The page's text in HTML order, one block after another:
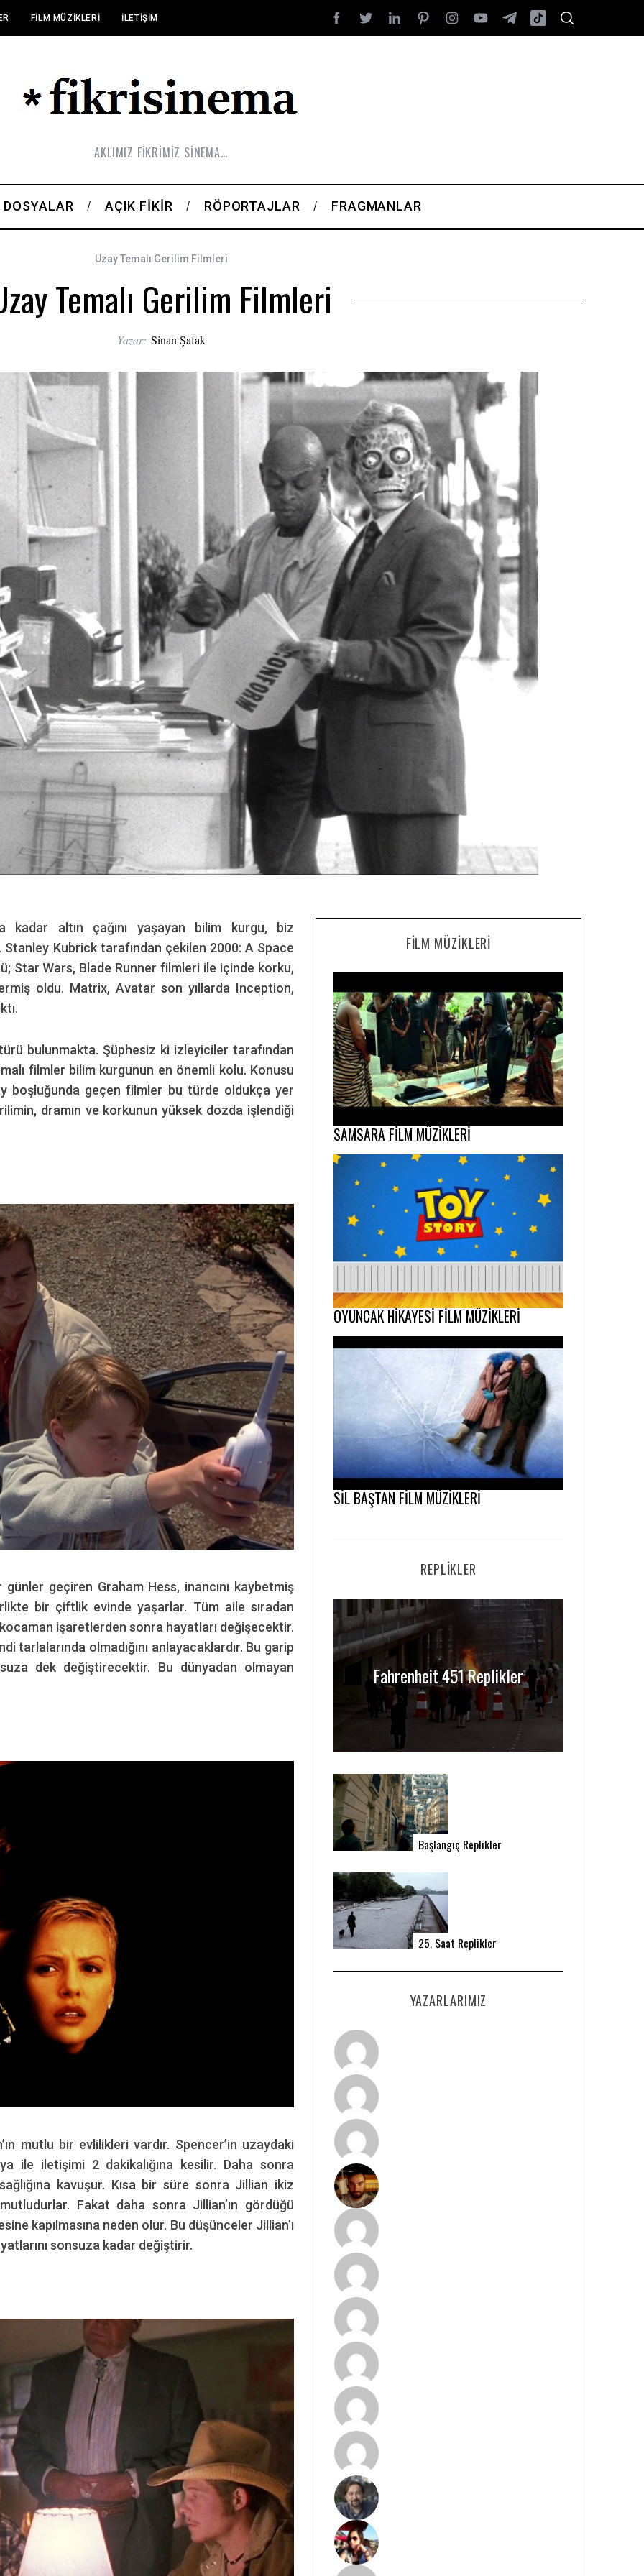
FILM MÜZIKLERI İLETIŞIM
AKLIMIZ FİKRİMİZ SİNEMA…
DOSYALAR AÇIK FIKIR RÖPORTAJLAR FRAGMANLAR
Uzay Temalı Gerilim Filmleri
Temalı Gerilim Filmleri
Yazar: Sinan Şafak
kadar altın çağını yaşayan bilim kurgu, biz
Kubrick tarafından çekilen 2000: A Space
Star Wars, Blade Runner filmleri ile içinde korku,
oldu. Matrix, Avatar son yıllarda Inception,
bulunmakta. Şüphesiz ki izleyiciler tarafından
filmler bilim kurgunun en önemli kolu. Konusu
boşluğunda geçen filmler bu türde oldukça yer
dramın ve korkunun yüksek dozda işlendiği
geçiren Graham Hess, inancını kaybetmiş
bir çiftlik evinde yaşarlar. Tüm aile sıradan
işaretlerden sonra hayatları değişecektir.
tarlalarında olmadığını anlayacaklardır. Bu garip
dek değiştirecektir. Bu dünyadan olmayan
mutlu bir evlilikleri vardır. Spencer’in uzaydaki
ile iletişimi 2 dakikalığına kesilir. Daha sonra
kavuşur. Kısa bir süre sonra Jillian ikiz
Fakat daha sonra Jillian’ın gördüğü
kapılmasına neden olur. Bu düşünceler Jillian’ı
sonsuza kadar değiştirir.
FILM MÜZIKLERI
SAMSARA FİLM MÜZİKLERİ
OYUNCAK HİKAYESİ FİLM MÜZİKLERİ
SİL BAŞTAN FİLM MÜZİKLERİ
REPLIKLER
Fahrenheit 451 Replikler
Başlangıç Replikler
25. Saat Replikler
YAZARLARIMIZ